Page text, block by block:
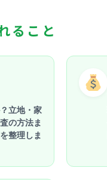
ること
立地・家
の方法ま
整理しま